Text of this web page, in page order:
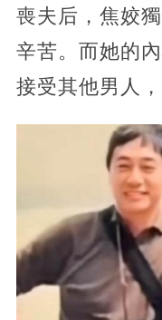
喪夫后，焦姣
辛苦。而她的
接受其他男人